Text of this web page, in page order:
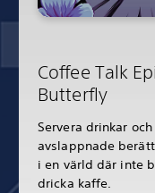
Coffee Talk
Butterfly
Servera drinkar
avslappnade
i en värld där inte
dricka kaffe.